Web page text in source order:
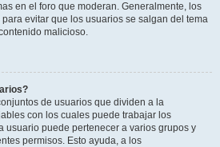
en el foro que moderan. Generalmente, los
evitar que los usuarios se salgan del tema
malicioso.
de usuarios que dividen a la
con los cuales puede trabajar los
usuario puede pertenecer a varios grupos y
permisos. Esto ayuda, a los